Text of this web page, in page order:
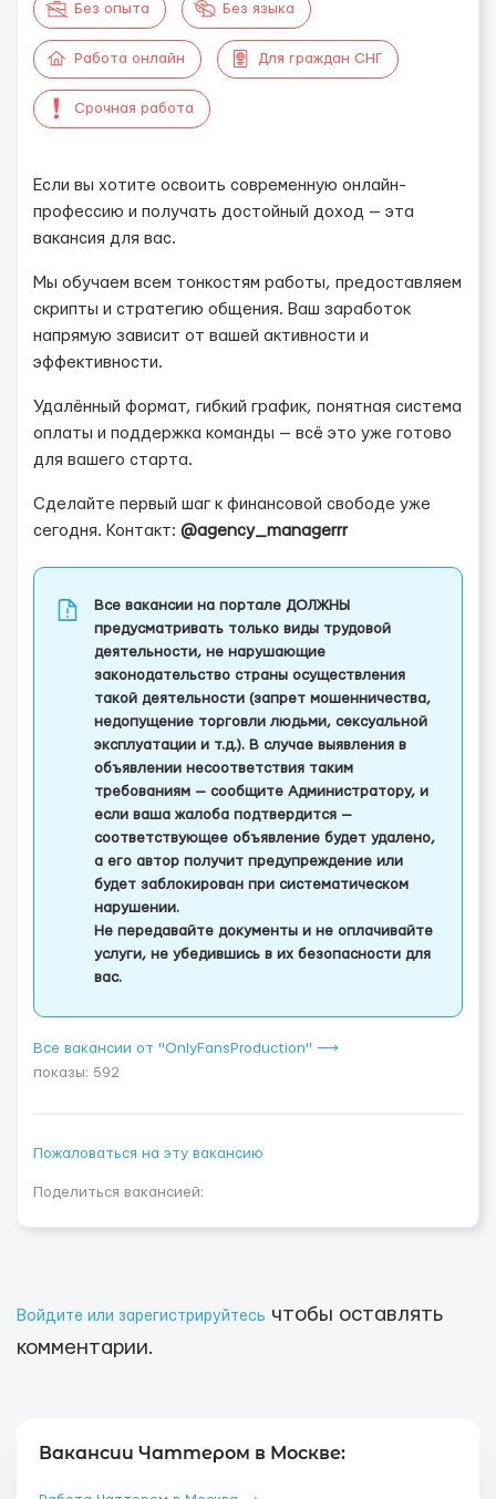
Без опыта Без языка
Работа онлайн Для граждан СНГ
Срочная работа
Если вы хотите освоить современную онлайн-
профессию и получать достойный доход — эта
вакансия для вас.
Мы обучаем всем тонкостям работы, предоставляем
скрипты и стратегию общения. Ваш заработок
напрямую зависит от вашей активности и
эффективности.
Удалённый формат, гибкий график, понятная система
оплаты и поддержка команды — всё это уже готово
для вашего старта.
Сделайте первый шаг к финансовой свободе уже
сегодня. Контакт: @agency_managerrr
Все вакансии на портале ДОЛЖНЫ
предусматривать только виды трудовой
деятельности, не нарушающие
законодательство страны осуществления
такой деятельности (запрет мошенничества,
недопущение торговли людьми, сексуальной
эксплуатации и т.д.). В случае выявления в
объявлении несоответствия таким
требованиям — сообщите Администратору, и
если ваша жалоба подтвердится —
соответствующее объявление будет удалено,
а его автор получит предупреждение или
будет заблокирован при систематическом
нарушении.
Не передавайте документы и не оплачивайте
услуги, не убедившись в их безопасности для
вас.
Все вакансии от "OnlyFansProduction" ⟶
показы: 592
Пожаловаться на эту вакансию
Поделиться вакансией:
Войдите или зарегистрируйтесь чтобы оставлять
комментарии.
Вакансии Чаттером в Москве: